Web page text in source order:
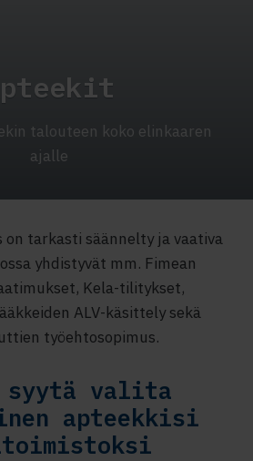
talouteen koko elinkaaren
ajalle
on tarkasti säännelty ja vaativa
yhdistyvät mm. Fimean
Kela-tilitykset,
ALV-käsittely sekä
työehtosopimus.
syytä valita
apteekkisi